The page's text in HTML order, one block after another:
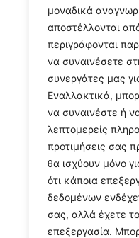
μοναδικά
αποστέλλονται
περιγράφονται
να συναινέσετε
συνεργάτες μας
Εναλλακτικά,
να συναινέστε ή
λεπτομερείς
προτιμήσεις σας
θα ισχύουν μόνο
ότι κάποια
δεδομένων
σας, αλλά έχετε
επεξεργασία.